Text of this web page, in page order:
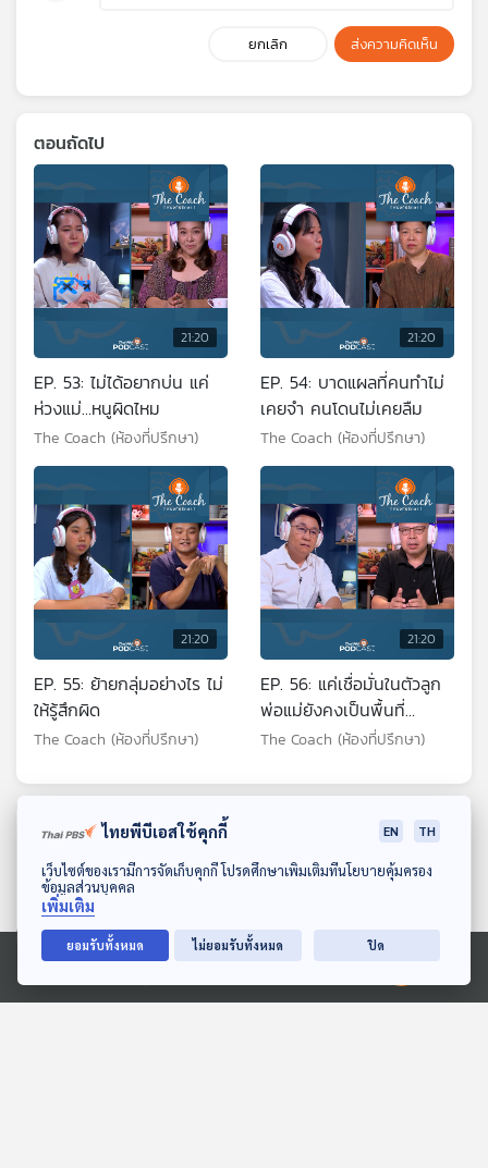
ดาวน์โหลด Thai PBS Podcast Application
Ⓒ 2020 องค์การกระจายเสียงและแพร่ภาพสาธารณะแห่งประเทศไทย
ยกเลิก ส่งความคิดเห็น
ตอนถัดไป
21:20
EP. 53: ไม่ได้อยากบ่น แค่
ห่วงแม่…หนูผิดไหม
The Coach (ห้องที่ปรึกษา)
21:20
EP. 54: บาดแผลที่คนทำไม่
เคยจำ คนโดนไม่เคยลืม
The Coach (ห้องที่ปรึกษา)
21:20
EP. 55: ย้ายกลุ่มอย่างไร ไม่
ให้รู้สึกผิด
The Coach (ห้องที่ปรึกษา)
21:20
EP. 56: แค่เชื่อมั่นในตัวลูก
พ่อแม่ยังคงเป็นพื้นที่
ปลอดภัย
The Coach (ห้องที่ปรึกษา)
ตอนที่เกี่ยวข้องไทยพีบีเอสใช้คุกกี้ EN TH
เว็บไซต์ของเรามีการจัดเก็บคุกกี้ โปรดศึกษาเพิ่มเติมที่นโยบายคุ้มครอง
ข้อมูลส่วนบุคคล
เพิ่มเติม
ยอมรับทั้งหมด ไม่ยอมรับทั้งหมด ปิด